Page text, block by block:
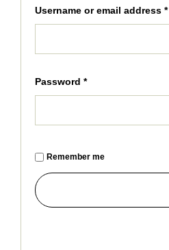
Username or email address *
Password *
Remember me